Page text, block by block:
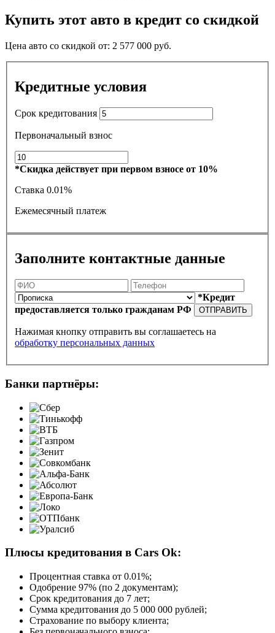
Купить этот авто в кредит со скидкой
Цена авто со скидкой от: 2 577 000 руб.
Кредитные условия
Срок кредитования
Первоначальный взнос
*Скидка действует при первом взносе от 10%
Ставка 0.01%
Ежемесячный платеж
Заполните контактные данные
*Кредит
предоставляется только гражданам РФ
ОТПРАВИТЬ
Нажимая кнопку отправить вы соглашаетесь на
обработку персональных данных
Банки партнёры:
Плюсы кредитования в Cars Ok:
Процентная ставка от 0.01%;
Одобрение 97% (по 2 документам);
Срок кредитования до 7 лет;
Сумма кредитования до 5 000 000 рублей;
Страхование по выбору клиента;